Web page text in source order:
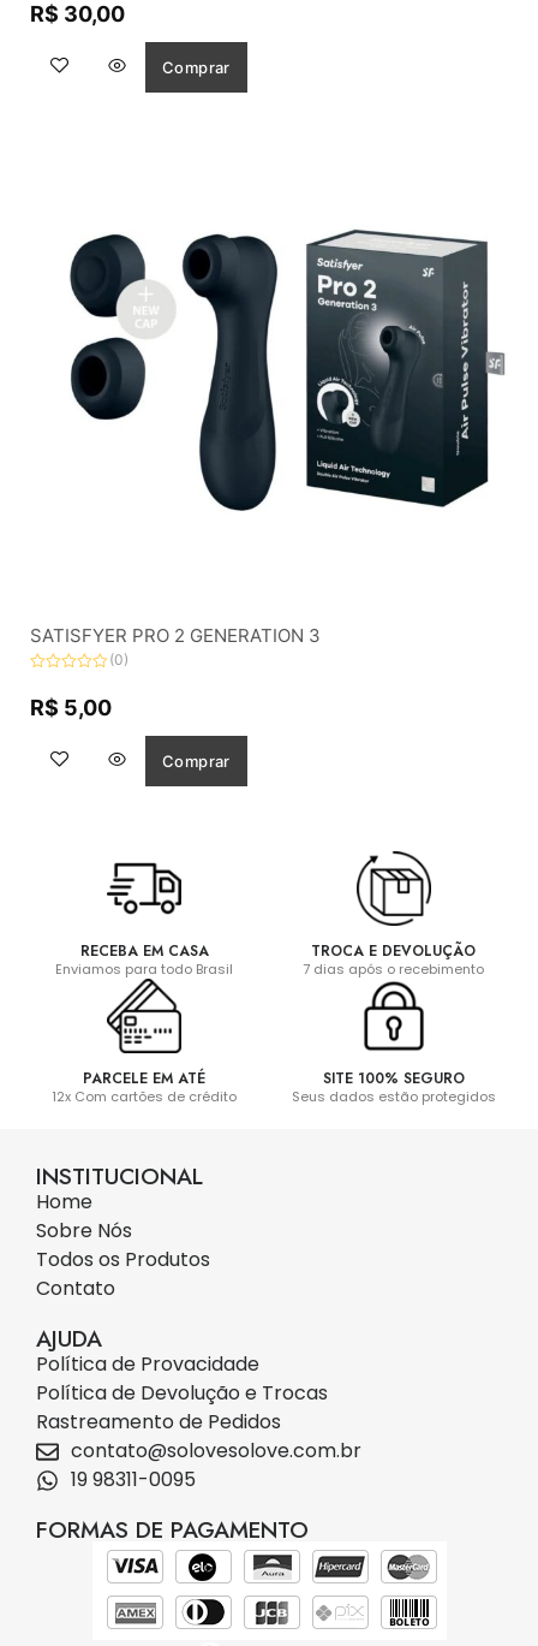
de
R$ 30,00
Comprar
SATISFYER PRO 2 GENERATION 3
de
(0)
R$ 5,00
Comprar
RECEBA EM CASA
Enviamos para todo Brasil
TROCA E DEVOLUÇÃO
7 dias após o recebimento
PARCELE EM ATÉ
12x Com cartões de crédito
SITE 100% SEGURO
Seus dados estão protegidos
INSTITUCIONAL
Home
Sobre Nós
Todos os Produtos
Contato
AJUDA
Política de Provacidade
Política de Devolução e Trocas
Rastreamento de Pedidos
contato@solovesolove.com.br
19 98311-0095
FORMAS DE PAGAMENTO